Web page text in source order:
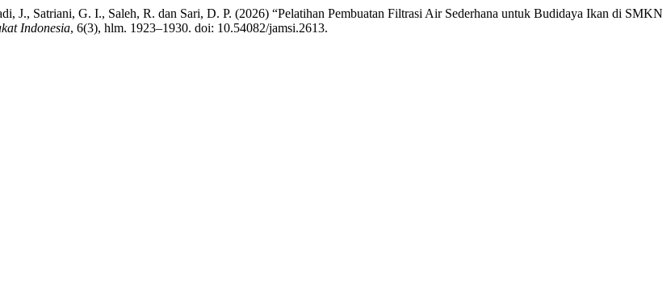
J., Satriani, G. I., Saleh, R. dan Sari, D. P. (2026) “Pelatihan Pembuatan Filtrasi Air Sederhana untuk Budidaya Ikan di SMKN
Indonesia, 6(3), hlm. 1923–1930. doi: 10.54082/jamsi.2613.